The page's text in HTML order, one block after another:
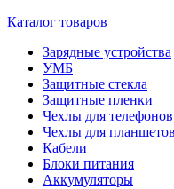
Каталог товаров
Зарядные устройства
УМБ
Защитные стекла
Защитные пленки
Чехлы для телефонов
Чехлы для
Кабели
Блоки питания
Аккумуляторы